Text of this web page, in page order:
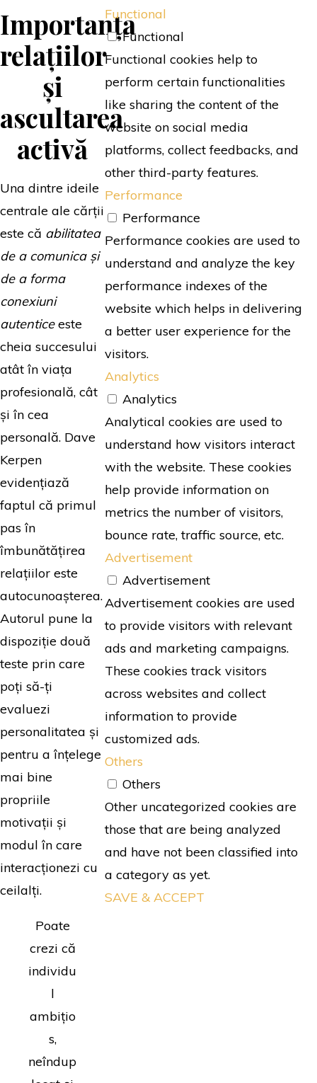
Importanța
relațiilor
și
ascultarea
activă
Una dintre ideile
centrale ale cărții
este că abilitatea
de a comunica și
de a forma
conexiuni
autenticeeste
cheia succesului
atât în viața
profesională, cât
și în cea
personală. Dave
Kerpen
evidențiază
faptul că primul
pas în
îmbunătățirea
relațiilor este
autocunoașterea.
Autorul pune la
dispoziție două
teste prin care
poți să-ți
evaluezi
personalitatea și
pentru a înțelege
mai bine
propriile
motivații și
modul în care
interacționezi cu
ceilalți.
Poate
crezi că
individu
l
ambițio
s,
neîndup
Functional
Functional
Functional cookies help to
perform certain functionalities
like sharing the content of the
website on social media
platforms, collect feedbacks, and
other third-party features.
Performance
Performance
Performance cookies are used to
understand and analyze the key
performance indexes of the
website which helps in delivering
a better user experience for the
visitors.
Analytics
Analytics
Analytical cookies are used to
understand how visitors interact
with the website. These cookies
help provide information on
metrics the number of visitors,
bounce rate, traffic source, etc.
Advertisement
Advertisement
Advertisement cookies are used
to provide visitors with relevant
ads and marketing campaigns.
These cookies track visitors
across websites and collect
information to provide
customized ads.
Others
Others
Other uncategorized cookies are
those that are being analyzed
and have not been classified into
a category as yet.
SAVE & ACCEPT